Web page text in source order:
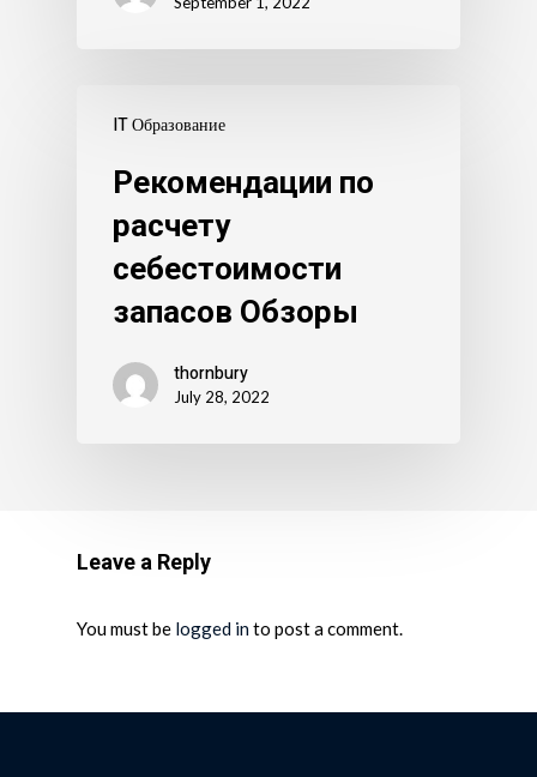
IT Образование
Рекомендации по
расчету
себестоимости
запасов Обзоры
thornbury
July 28, 2022
Leave a Reply
You must be logged into post a comment.